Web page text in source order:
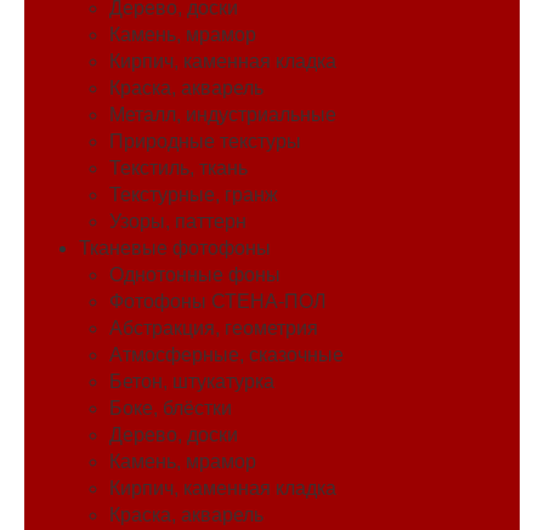
Дерево, доски
Камень, мрамор
Кирпич, каменная кладка
Краска, акварель
Металл, индустриальные
Природные текстуры
Текстиль, ткань
Текстурные, гранж
Узоры, паттерн
Тканевые фотофоны
Однотонные фоны
Фотофоны СТЕНА-ПОЛ
Абстракция, геометрия
Атмосферные, сказочные
Бетон, штукатурка
Боке, блёстки
Дерево, доски
Камень, мрамор
Кирпич, каменная кладка
Краска, акварель